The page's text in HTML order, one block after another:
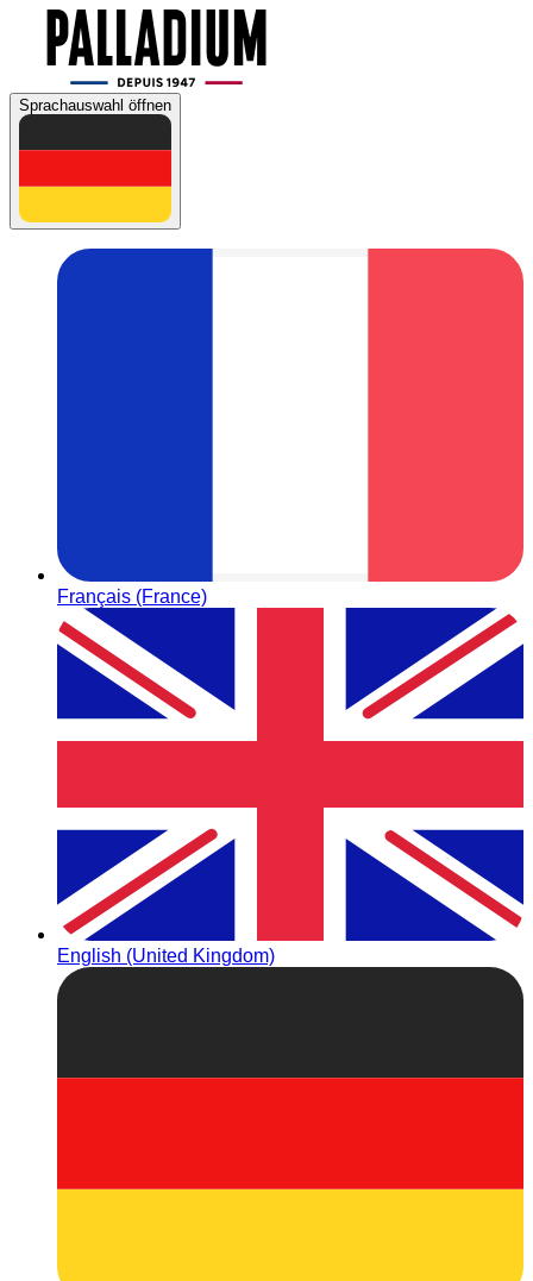
Sprachauswahl öffnen
Français (France)
English (United Kingdom)